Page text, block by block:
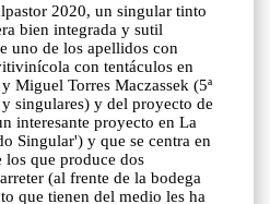
2020, un singular tinto
bien integrada y sutil
uno de los apellidos con
con tentáculos en
Miguel Torres Maczassek (5ª
singulares) y del proyecto de
interesante proyecto en La
Singular') y que se centra en
los que produce dos
(al frente de la bodega
que tienen del medio les ha